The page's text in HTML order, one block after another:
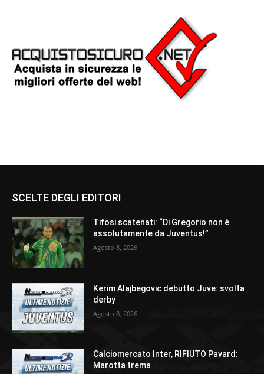
SCELTE DEGLI EDITORI
Tifosi scatenati: “Di Gregorio non è
assolutamente da Juventus!”
Agosto 8, 2026
Kerim Alajbegovic debutto Juve: svolta
derby
Agosto 8, 2026
Calciomercato Inter, RIFIUTO Pavard:
Marotta trema